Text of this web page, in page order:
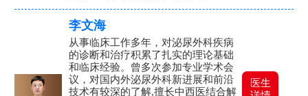
李文海
从事临床工作多年，对泌尿外科疾病
的诊断和治疗积累了扎实的理论基础
和临床经验。曾多次参加专业学术会
议，对国内外泌尿外科新进展和前沿
技术有较深的了解,擅长中西医结合解
医生